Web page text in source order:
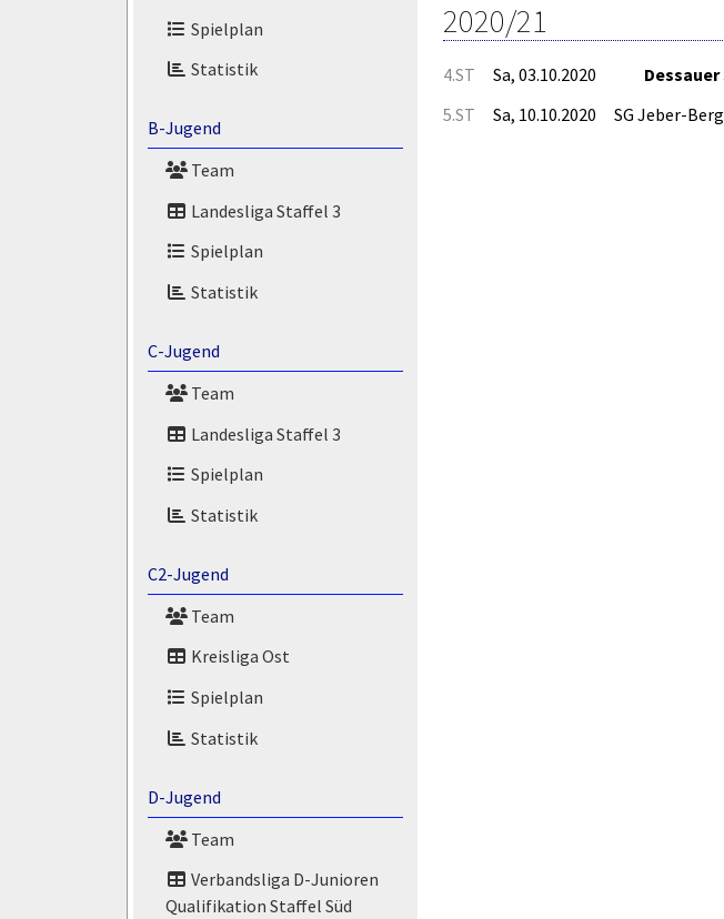
Spielplan
Statistik
B-Jugend
Team
Landesliga Staffel 3
Spielplan
Statistik
C-Jugend
Team
Landesliga Staffel 3
Spielplan
Statistik
C2-Jugend
Team
Kreisliga Ost
Spielplan
Statistik
D-Jugend
Team
Verbandsliga D-Junioren
Qualifikation Staffel Süd
2020/21
4.ST Sa, 03.10.2020 Dessauer
5.ST Sa, 10.10.2020 SG Jeber-